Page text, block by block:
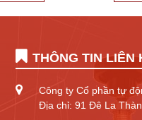
THÔNG TIN LIÊN
Công ty Cổ phần tự
Địa chỉ: 91 Đê La